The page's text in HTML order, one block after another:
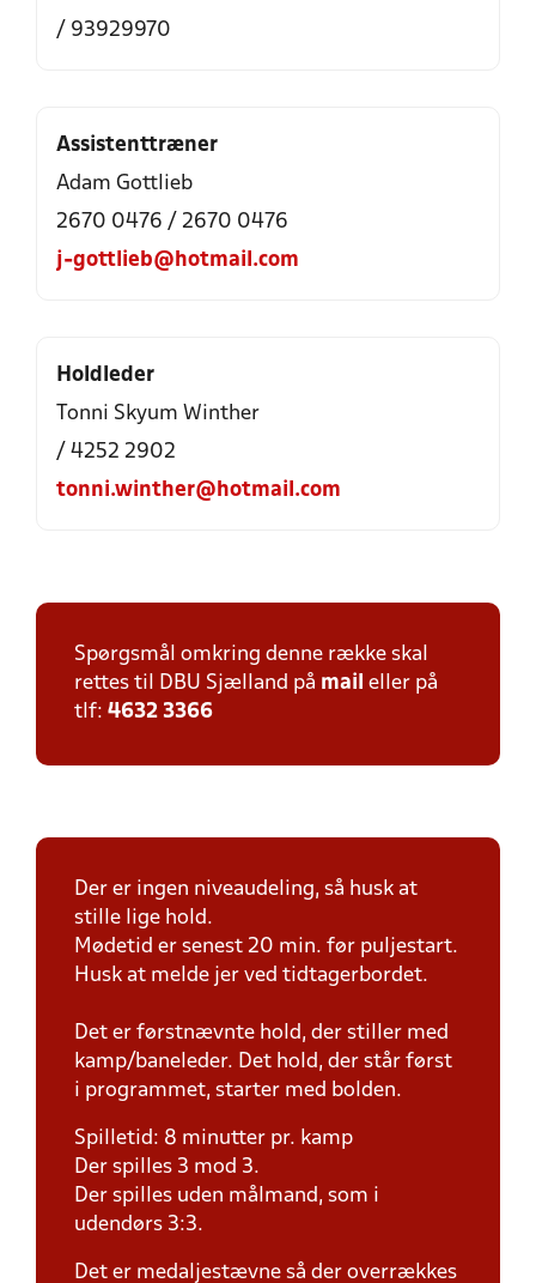
/ 93929970
Assistenttræner
Adam Gottlieb
2670 0476 / 2670 0476
j-gottlieb@hotmail.com
Holdleder
Tonni Skyum Winther
/ 4252 2902
tonni.winther@hotmail.com
Spørgsmål omkring denne række skal
rettes til DBU Sjælland på mail eller på
tlf: 4632 3366
Der er ingen niveaudeling, så husk at
stille lige hold.
Mødetid er senest 20 min. før puljestart.
Husk at melde jer ved tidtagerbordet.
Det er førstnævnte hold, der stiller med
kamp/baneleder. Det hold, der står først
i programmet, starter med bolden.
Spilletid: 8 minutter pr. kamp
Der spilles 3 mod 3.
Der spilles uden målmand, som i
udendørs 3:3.
Det er medaljestævne så der overrækkes